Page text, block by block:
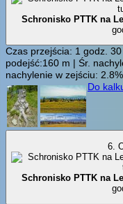
Schronisko PTTK na
Czas przejścia: 1 godz.
podejść:160 m | Śr.
nachylenie w zejściu:
Do
Schronisko PTTK na